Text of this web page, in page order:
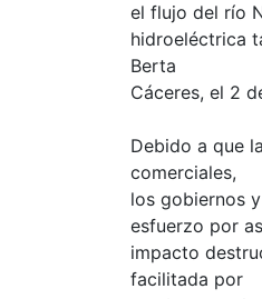
el flujo del río
hidroeléctrica
Berta
Cáceres, el 2
Debido a que
comerciales,
los gobiernos y
esfuerzo por
impacto
facilitada por